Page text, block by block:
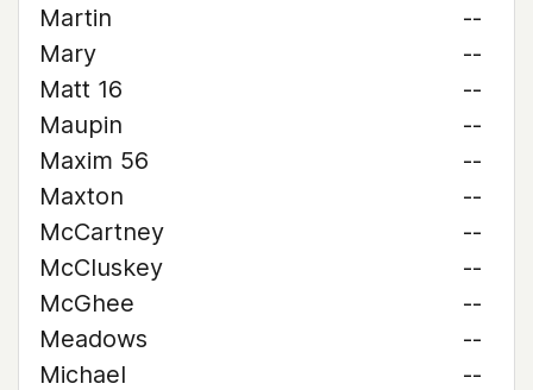
Martin
--
Mary
--
Matt 16
--
Maupin
--
Maxim 56
--
Maxton
--
McCartney
--
McCluskey
--
McGhee
--
Meadows
--
Michael
--